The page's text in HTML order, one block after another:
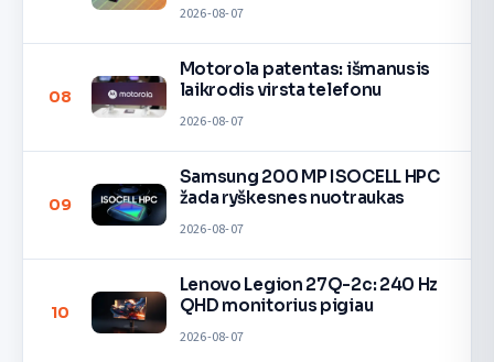
2026-08-07
08
Motorola patentas: išmanusis
laikrodis virsta telefonu
2026-08-07
09
Samsung 200 MP ISOCELL HPC
žada ryškesnes nuotraukas
2026-08-07
10
Lenovo Legion 27Q-2c: 240 Hz
QHD monitorius pigiau
2026-08-07